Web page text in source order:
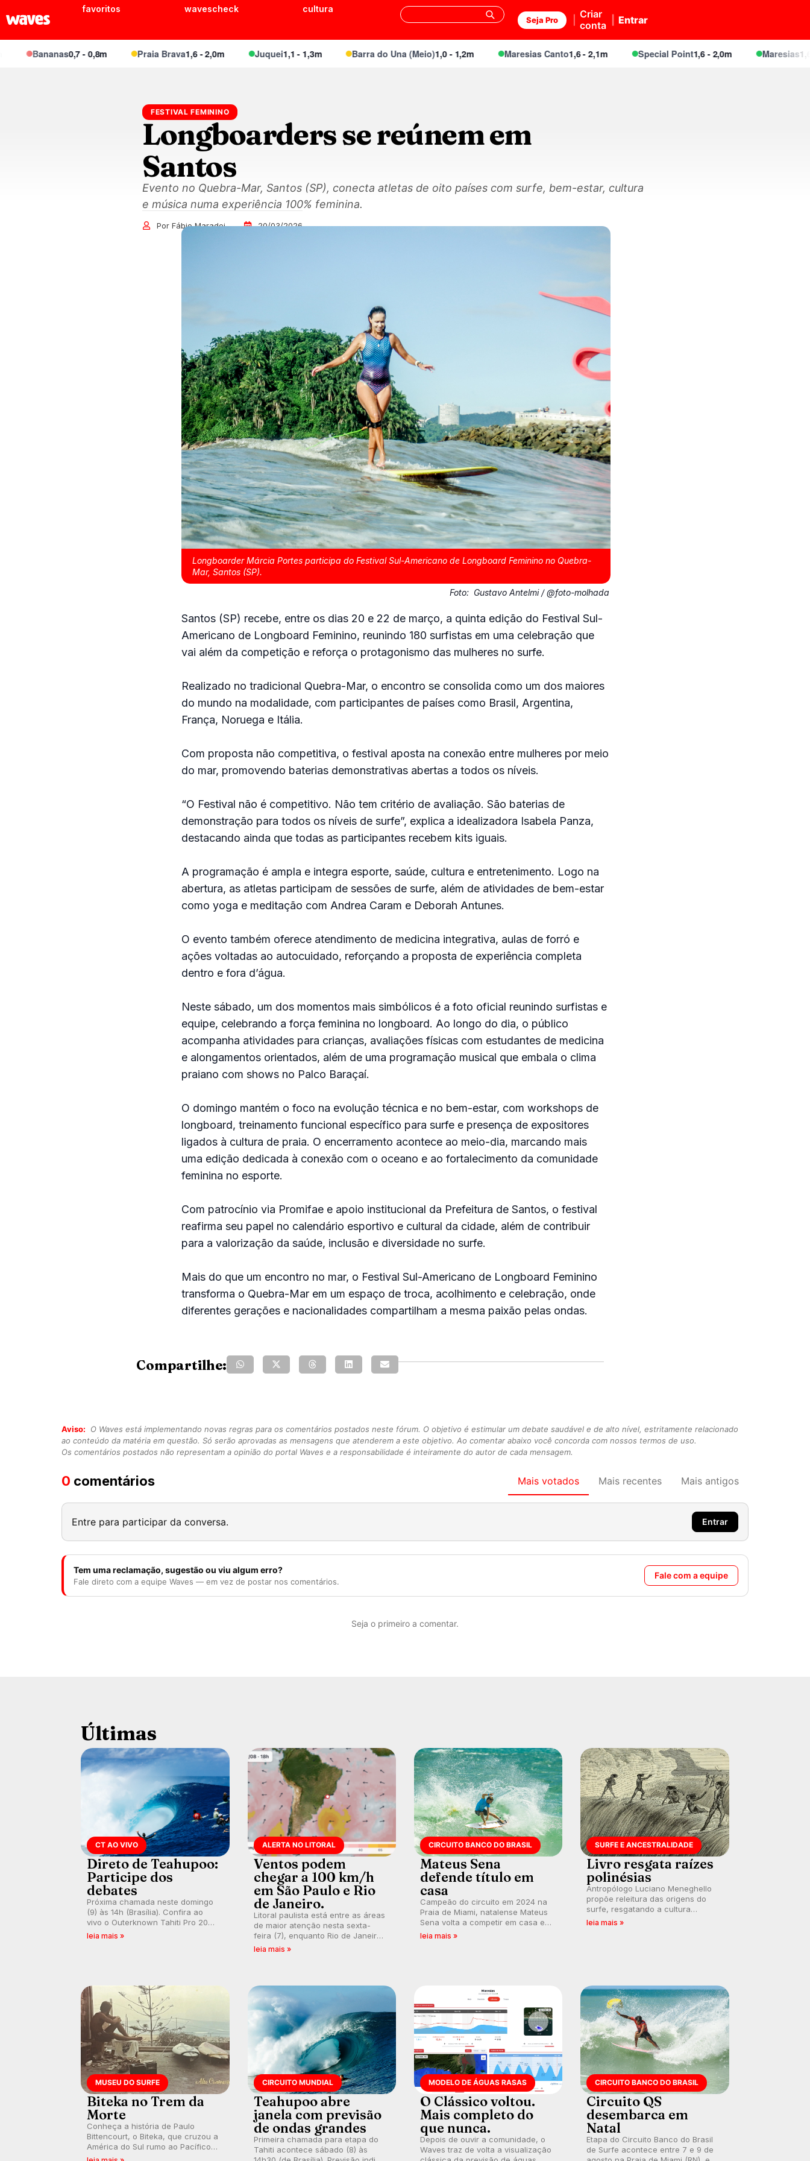
favoritos wavescheck cultura
Seja Pro
Criar
conta
Entrar
Bananas0,7 - 0,8m Praia Brava1,6 - 2,0m Juquei1,1 - 1,3m Barra do Una (Meio)1,0 - 1,2m Maresias Canto1,6 - 2,1m Special Point 1,6 - 2,0m Maresias1,6 -
FESTIVAL FEMININO
Longboarders se reúnem em
Santos
Evento no Quebra-Mar, Santos (SP), conecta atletas de oito países com surfe, bem-estar, cultura
e música numa experiência 100% feminina.
Por Fábio Maradei 20/03/2026
Longboarder Márcia Portes participa do Festival Sul-Americano de Longboard Feminino no Quebra-
Mar, Santos (SP).
Foto: Gustavo Antelmi / @foto-molhada
Santos (SP) recebe, entre os dias 20 e 22 de março, a quinta edição do Festival Sul-
Americano de Longboard Feminino, reunindo 180 surfistas em uma celebração que
vai além da competição e reforça o protagonismo das mulheres no surfe.
Realizado no tradicional Quebra-Mar, o encontro se consolida como um dos maiores
do mundo na modalidade, com participantes de países como Brasil, Argentina,
França, Noruega e Itália.
Com proposta não competitiva, o festival aposta na conexão entre mulheres por meio
do mar, promovendo baterias demonstrativas abertas a todos os níveis.
“O Festival não é competitivo. Não tem critério de avaliação. São baterias de
demonstração para todos os níveis de surfe”, explica a idealizadora Isabela Panza,
destacando ainda que todas as participantes recebem kits iguais.
A programação é ampla e integra esporte, saúde, cultura e entretenimento. Logo na
abertura, as atletas participam de sessões de surfe, além de atividades de bem-estar
como yoga e meditação com Andrea Caram e Deborah Antunes.
O evento também oferece atendimento de medicina integrativa, aulas de forró e
ações voltadas ao autocuidado, reforçando a proposta de experiência completa
dentro e fora d’água.
Neste sábado, um dos momentos mais simbólicos é a foto oficial reunindo surfistas e
equipe, celebrando a força feminina no longboard. Ao longo do dia, o público
acompanha atividades para crianças, avaliações físicas com estudantes de medicina
e alongamentos orientados, além de uma programação musical que embala o clima
praiano com shows no Palco Baraçaí.
O domingo mantém o foco na evolução técnica e no bem-estar, com workshops de
longboard, treinamento funcional específico para surfe e presença de expositores
ligados à cultura de praia. O encerramento acontece ao meio-dia, marcando mais
uma edição dedicada à conexão com o oceano e ao fortalecimento da comunidade
feminina no esporte.
Com patrocínio via Promifae e apoio institucional da Prefeitura de Santos, o festival
reafirma seu papel no calendário esportivo e cultural da cidade, além de contribuir
para a valorização da saúde, inclusão e diversidade no surfe.
Mais do que um encontro no mar, o Festival Sul-Americano de Longboard Feminino
transforma o Quebra-Mar em um espaço de troca, acolhimento e celebração, onde
diferentes gerações e nacionalidades compartilham a mesma paixão pelas ondas.
Compartilhe:
Aviso:
O Waves está implementando novas regras para os comentários postados neste fórum. O objetivo é estimular um debate saudável e de alto nível, estritamente relacionado
ao conteúdo da matéria em questão. Só serão aprovadas as mensagens que atenderem a este objetivo. Ao comentar abaixo você concorda com nossos termos de uso.
Os comentários postados não representam a opinião do portal Waves e a responsabilidade é inteiramente do autor de cada mensagem.
0 comentários Mais votados Mais recentes Mais antigos
Entre para participar da conversa. Entrar
Tem uma reclamação, sugestão ou viu algum erro?
Fale direto com a equipe Waves — em vez de postar nos comentários.
Fale com a equipe
Seja o primeiro a comentar.
Últimas
CT AO VIVO
Direto de Teahupoo:
Participe dos
debates
Próxima chamada neste domingo
(9) às 14h (Brasília). Confira ao
vivo o Outerknown Tahiti Pro 2026
e participe dos comentários e
leia mais »
ALERTA NO LITORAL
Ventos podem
chegar a 100 km/h
em São Paulo e Rio
de Janeiro.
Litoral paulista está entre as áreas
de maior atenção nesta sexta-
feira (7), enquanto Rio de Janeiro
também recebe alerta para ventos
leia mais »
CIRCUITO BANCO DO BRASIL
Mateus Sena
defende título em
casa
Campeão do circuito em 2024 na
Praia de Miami, natalense Mateus
Sena volta a competir em casa em
busca de manter a hegemonia
leia mais »
SURFE E ANCESTRALIDADE
Livro resgata raízes
polinésias
Antropólogo Luciano Meneghello
propõe releitura das origens do
surfe, resgatando a cultura
polinésia e questionando a visão
leia mais »
MUSEU DO SURFE
Biteka no Trem da
Morte
Conheça a história de Paulo
Bittencourt, o Biteka, que cruzou a
América do Sul rumo ao Pacífico
em uma jornada que se tornou um
CIRCUITO MUNDIAL
Teahupoo abre
janela com previsão
de ondas grandes
Primeira chamada para etapa do
Tahiti acontece sábado (8) às
MODELO DE ÁGUAS RASAS
O Clássico voltou.
Mais completo do
que nunca.
Depois de ouvir a comunidade, o
Waves traz de volta a visualização
CIRCUITO BANCO DO BRASIL
Circuito QS
desembarca em
Natal
Etapa do Circuito Banco do Brasil
de Surfe acontece entre 7 e 9 de